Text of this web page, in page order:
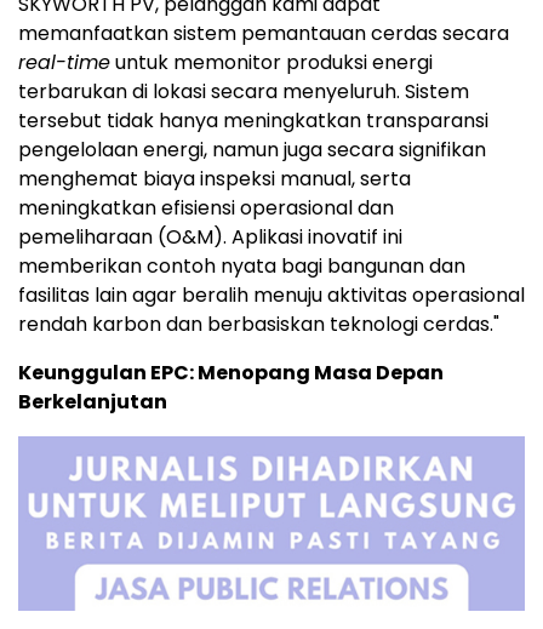
memanfaatkan sistem pemantauan cerdas secara
real-timeuntuk memonitor produksi energi
terbarukan di lokasi secara menyeluruh. Sistem
tersebut tidak hanya meningkatkan transparansi
pengelolaan energi, namun juga secara signifikan
menghemat biaya inspeksi manual, serta
meningkatkan efisiensi operasional dan
pemeliharaan (O&M). Aplikasi inovatif ini
memberikan contoh nyata bagi bangunan dan
fasilitas lain agar beralih menuju aktivitas operasional
rendah karbon dan berbasiskan teknologi cerdas."
Keunggulan EPC: Menopang Masa Depan
Berkelanjutan